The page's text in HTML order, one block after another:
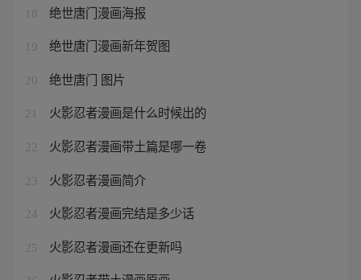
18 绝世唐门漫画海报
19 绝世唐门漫画新年贺图
20 绝世唐门 图片
21 火影忍者漫画是什么时候出的
22 火影忍者漫画带土篇是哪一卷
23 火影忍者漫画简介
24 火影忍者漫画完结是多少话
25 火影忍者漫画还在更新吗